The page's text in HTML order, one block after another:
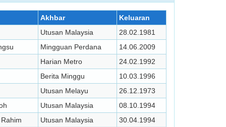
Akhbar
Keluaran
Utusan Malaysia
28.02.1981
Mingguan Perdana
14.06.2009
Harian Metro
24.02.1992
Berita Minggu
10.03.1996
Utusan Melayu
26.12.1973
Utusan Malaysia
08.10.1994
Utusan Malaysia
30.04.1994